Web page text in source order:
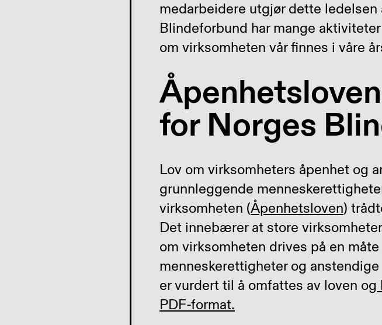
medarbeidere utgjør dette
Blindeforbund har mange
om virksomheten vår finnes i våre
for Norges
Lov om virksomheters åpenhet og
grunnleggende
virksomheten (Åpenhetsloven)
Det innebærer at store
om virksomheten drives på en
menneskerettigheter og
er vurdert til å omfattes av loven og
PDF-format.